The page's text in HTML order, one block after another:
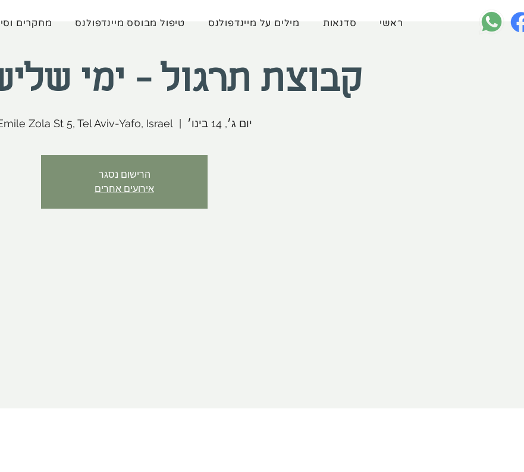
ראשי סדנאות מילים על מיינדפולנס טיפול מבוסס מיינדפולנס מחקרים
קבוצת תרגול - ימי
יום ג׳, 14 בינו׳ Zola St 5, Tel Aviv-Yafo, Israel
הרישום נסגר
אירועים אחרים